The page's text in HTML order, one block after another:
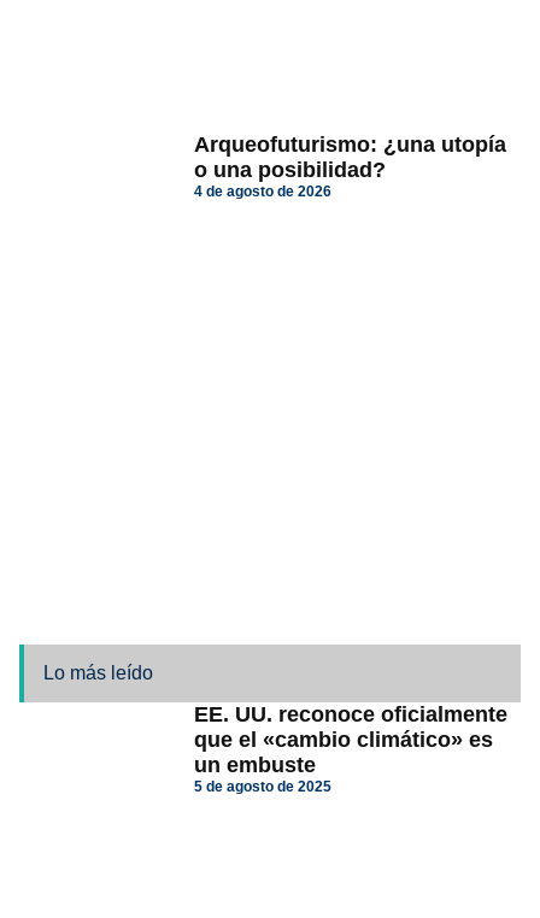
Arqueofuturismo: ¿una utopía
o una posibilidad?
4 de agosto de 2026
Lo más leído
EE. UU. reconoce oficialmente
que el «cambio climático» es
un embuste
5 de agosto de 2025